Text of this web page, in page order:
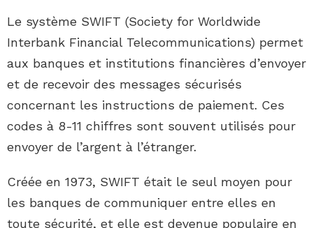
Le système SWIFT (Society for Worldwide
Interbank Financial Telecommunications) permet
aux banques et institutions financières d’envoyer
et de recevoir des messages sécurisés
concernant les instructions de paiement. Ces
codes à 8-11 chiffres sont souvent utilisés pour
envoyer de l’argent à l’étranger.
Créée en 1973, SWIFT était le seul moyen pour
les banques de communiquer entre elles en
toute sécurité, et elle est devenue populaire en